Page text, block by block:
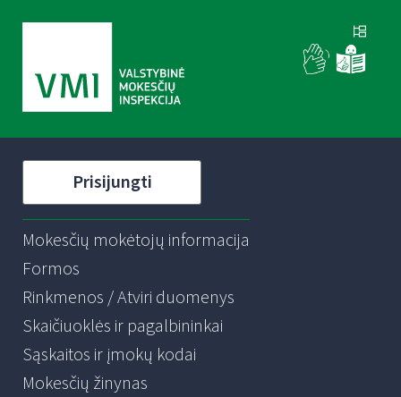
Prisijungti
Mokesčių mokėtojų informacija
Formos
Rinkmenos / Atviri duomenys
Skaičiuoklės ir pagalbininkai
Sąskaitos ir įmokų kodai
Mokesčių žinynas